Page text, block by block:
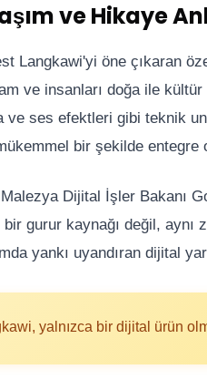
ve Hikaye
Langkawi'yi öne çıkaran
ve insanları doğa ile
ve ses efektleri gibi teknik
bir şekilde entegre
Dijital İşler Bakanı
gurur kaynağı değil,
yankı uyandıran dijital
yalnızca bir dijital ürün